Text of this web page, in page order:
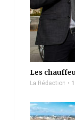
Les
La Rédaction